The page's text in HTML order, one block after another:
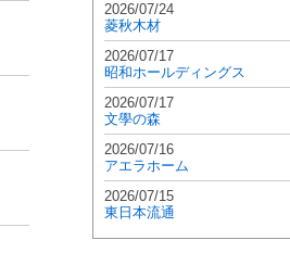
2026/07/24
菱秋木材
2026/07/17
昭和ホールディングス
2026/07/17
文學の森
2026/07/16
アエラホーム
2026/07/15
東日本流通